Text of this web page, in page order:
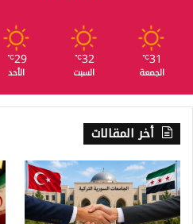
31
℃
الجمعة
32
℃
السبت
29
℃
الأحد
أخر المقالات